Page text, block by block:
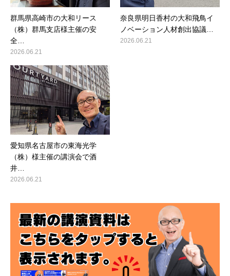
群馬県高崎市の大和リース
（株）群馬支店様主催の安
全…
2026.06.21
奈良県明日香村の大和飛鳥イ
ノベーション人材創出協議…
2026.06.21
愛知県名古屋市の東海光学
（株）様主催の講演会で酒
井…
2026.06.21